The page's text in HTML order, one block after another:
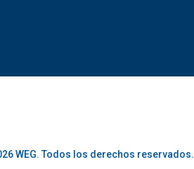
WEG. Todos los derechos reservados.